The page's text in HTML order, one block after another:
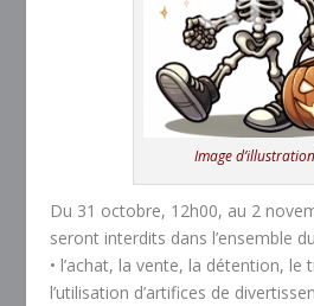
Image
Du 31 octobre, 12h00, au 2
seront interdits dans l’ensemble
• l’achat, la vente, la détention, le
l’utilisation d’artifices de